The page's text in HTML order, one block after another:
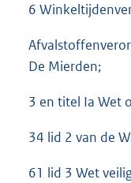
6
De Mierden;
3 en titel Ia Wet
34 lid 2 van de
61 lid 3 Wet